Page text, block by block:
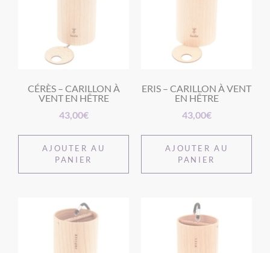
CÉRÈS – CARILLON À
VENT EN HÊTRE
43,00€
AJOUTER AU
PANIER
ERIS – CARILLON À VENT
EN HÊTRE
43,00€
AJOUTER AU
PANIER